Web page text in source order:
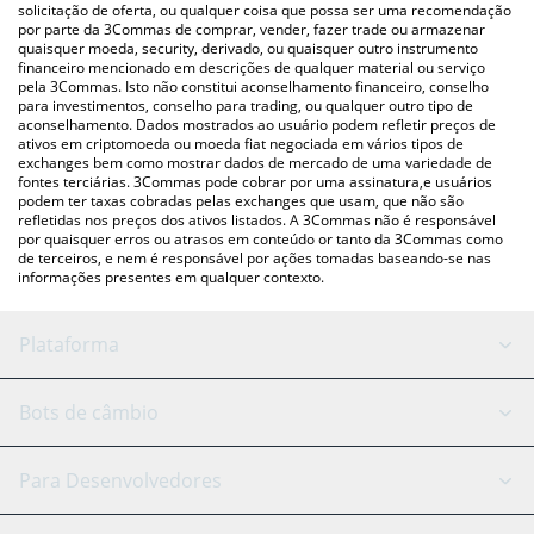
para verificar o último preço de yuki nas principais moedas fiat e
criptográficas.
solicitação de oferta, ou qualquer coisa que possa ser uma recomendação
por parte da 3Commas de comprar, vender, fazer trade ou armazenar
quaisquer moeda, security, derivado, ou quaisquer outro instrumento
financeiro mencionado em descrições de qualquer material ou serviço
pela 3Commas. Isto não constitui aconselhamento financeiro, conselho
para investimentos, conselho para trading, ou qualquer outro tipo de
aconselhamento. Dados mostrados ao usuário podem refletir preços de
ativos em criptomoeda ou moeda fiat negociada em vários tipos de
exchanges bem como mostrar dados de mercado de uma variedade de
fontes terciárias. 3Commas pode cobrar por uma assinatura,e usuários
podem ter taxas cobradas pelas exchanges que usam, que não são
refletidas nos preços dos ativos listados. A 3Commas não é responsável
por quaisquer erros ou atrasos em conteúdo or tanto da 3Commas como
de terceiros, e nem é responsável por ações tomadas baseando-se nas
informações presentes em qualquer contexto.
Plataforma
Bot GRID
Signal Bot
Assistente de IA
Bots de câmbio
Binance
Para Desenvolvedores